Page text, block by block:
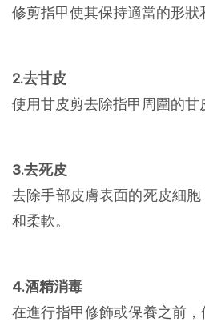
修剪指甲使其保持適當的形狀
2.去甘皮
使用甘皮剪去除指甲周圍的甘
3.去死皮
去除手部皮膚表面的死皮細
和柔軟。
4.酒精消毒
在進行指甲修飾或保養之前